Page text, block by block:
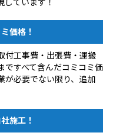
価格！
付工事費・出張費・運搬
ですべて含んだコミコミ価
が必要でない限り、追加
施工！